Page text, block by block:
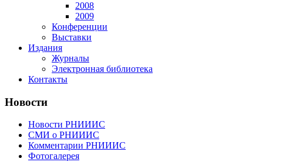
2008
2009
Конференции
Выставки
Издания
Журналы
Электронная библиотека
Контакты
Новости
Новости РНИИИС
СМИ о РНИИИС
Комментарии РНИИИС
Фотогалерея